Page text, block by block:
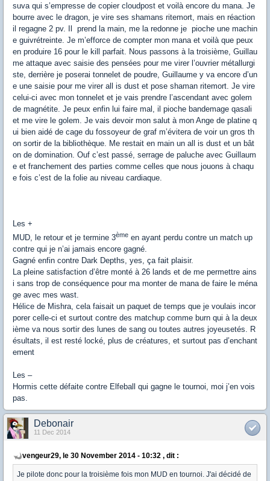
suva qui s’empresse de copier cloudpost et voilà encore du mana. Je
bourre avec le dragon, je vire ses shamans ritemort, mais en réaction
il regagne 2 pv. Il prend la main, me la redonne je pioche une machin
e guivrétreinte. Je m’efforce de compter mon mana et voilà que peux
en produire 16 pour le kill parfait. Nous passons à la troisième, Guillau
me attaque avec saisie des pensées pour me virer l’ouvrier métallurgi
ste, derrière je poserai tonnelet de poudre, Guillaume y va encore d’un
e une saisie pour me virer all is dust et pose shaman ritemort. Je vire
celui-ci avec mon tonnelet et je vais prendre l’ascendant avec golem
de magnétite. Je peux enfin lui faire mal, il pioche bandemage qasali
et me vire le golem. Je vais devoir mon salut à mon Ange de platine q
ui bien aidé de cage du fossoyeur de graf m’évitera de voir un gros th
on sortir de la bibliothèque. Me restait en main un all is dust et un bât
on de domination. Ouf c’est passé, serrage de paluche avec Guillaum
e et franchement des parties comme celles que nous jouons à chaqu
e fois c’est de la folie au niveau cardiaque.
Les +
MUD, le retour et je termine 3ème en ayant perdu contre un match up
contre qui je n’ai jamais encore gagné.
Gagné enfin contre Dark Depths, yes, ça fait plaisir.
La pleine satisfaction d’être monté à 26 lands et de me permettre ains
i sans trop de conséquence pour ma monter de mana de faire le ména
ge avec mes wast.
Hélice de Mishra, cela faisait un paquet de temps que je voulais incor
porer celle-ci et surtout contre des matchup comme burn qui à la deux
ième va nous sortir des lunes de sang ou toutes autres joyeusetés. R
ésultats, il est resté locké, plus de créatures, et surtout pas d’enchant
ement
Les –
Hormis cette défaite contre Elfeball qui gagne le tournoi, moi j’en vois
pas.
Debonair
11 Dec 2014
vengeur29, le 30 November 2014 - 10:32 , dit :
Je pilote donc pour la troisième fois mon MUD en tournoi. J'ai décidé de